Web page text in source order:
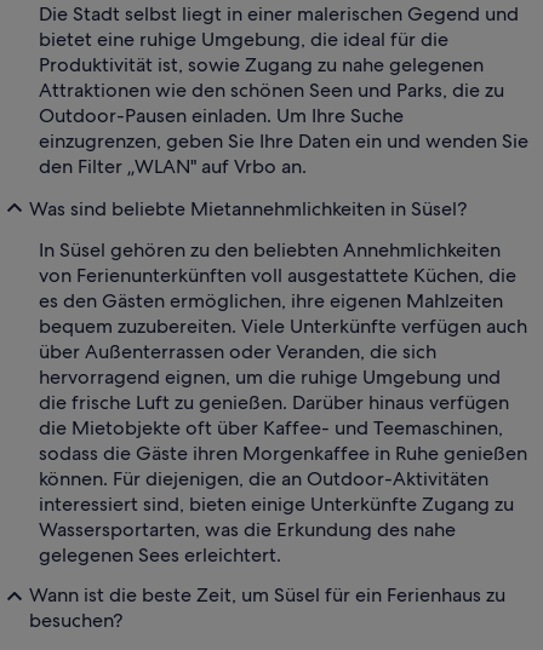
Die Stadt selbst liegt in einer malerischen Gegend und
bietet eine ruhige Umgebung, die ideal für die
Produktivität ist, sowie Zugang zu nahe gelegenen
Attraktionen wie den schönen Seen und Parks, die zu
Outdoor-Pausen einladen. Um Ihre Suche
einzugrenzen, geben Sie Ihre Daten ein und wenden Sie
den Filter „WLAN" auf Vrbo an.
Was sind beliebte Mietannehmlichkeiten in Süsel?
In Süsel gehören zu den beliebten Annehmlichkeiten
von Ferienunterkünften voll ausgestattete Küchen, die
es den Gästen ermöglichen, ihre eigenen Mahlzeiten
bequem zuzubereiten. Viele Unterkünfte verfügen auch
über Außenterrassen oder Veranden, die sich
hervorragend eignen, um die ruhige Umgebung und
die frische Luft zu genießen. Darüber hinaus verfügen
die Mietobjekte oft über Kaffee- und Teemaschinen,
sodass die Gäste ihren Morgenkaffee in Ruhe genießen
können. Für diejenigen, die an Outdoor-Aktivitäten
interessiert sind, bieten einige Unterkünfte Zugang zu
Wassersportarten, was die Erkundung des nahe
gelegenen Sees erleichtert.
Wann ist die beste Zeit, um Süsel für ein Ferienhaus zu
besuchen?